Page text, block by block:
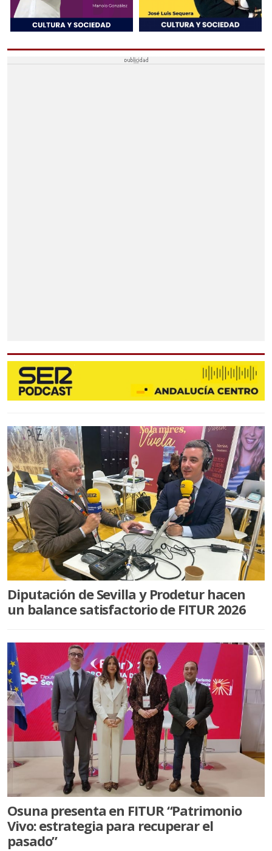
HERRERA
LA RODA DE ANDALUCÍA
MATARREDONDA
PEDRERA
LORA DE ESTEPA
OSUNA
OSUNA
AGUADULCE
EL SAUCEJO
LANTEJUELA
LOS CORRALES
MARTÍN DE LA JARA
PUEBLA DE CAZALLA
VILLANUEVA DE SAN JUAN
ALGÁMITAS
DEPORTES
SER EMPRESARIOS
Diputación de Sevilla y Prodetur hacen
un balance satisfactorio de FITUR 2026
Osuna presenta en FITUR “Patrimonio
Vivo: estrategia para recuperar el
pasado”